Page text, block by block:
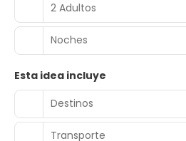
2 Adultos
Noches
Esta idea incluye
Destinos
Transporte